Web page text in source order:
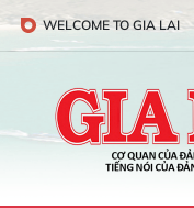
WELCOME TO GIA LAI